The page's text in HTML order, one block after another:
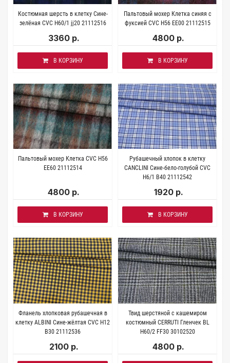
Костюмная шерсть в клетку Сине-
зелёная CVC H60/1 jj20 21112516
3360 р.
В КОРЗИНУ
Пальтовый мохер Клетка синяя с
фуксией CVC H56 EE00 21112515
4800 р.
В КОРЗИНУ
Пальтовый мохер Клетка CVC H56
EE60 21112514
4800 р.
В КОРЗИНУ
Рубашечный хлопок в клетку
CANCLINI Сине-бело-голубой CVC
H6/1 B40 21112542
1920 р.
В КОРЗИНУ
Фланель хлопковая рубашечная в
клетку ALBINI Сине-жёлтая CVC Н12
В30 21112536
2100 р.
Твид шерстяной с кашемиром
костюмный CERRUTI Гленчек BL
H60/2 FF30 30102520
4800 р.